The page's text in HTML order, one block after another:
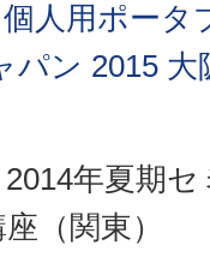
人用ポータ
パン 2015
年夏期セ
（関東）